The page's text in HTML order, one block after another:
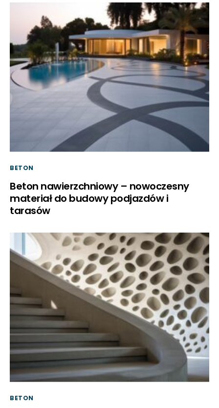
BETON
Beton nawierzchniowy – nowoczesny
materiał do budowy podjazdów i
tarasów
BETON